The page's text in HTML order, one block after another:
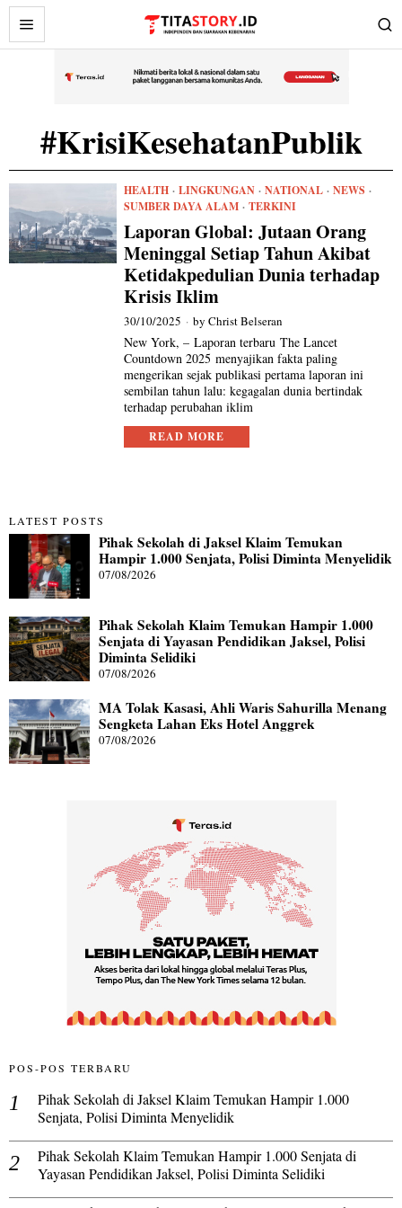
#KrisiKesehatanPublik
HEALTH · LINGKUNGAN · NATIONAL · NEWS ·
SUMBER DAYA ALAM · TERKINI
Laporan Global: Jutaan Orang
Meninggal Setiap Tahun Akibat
Ketidakpedulian Dunia terhadap
Krisis Iklim
30/10/2025 byChrist Belseran
New York, – Laporan terbaru The Lancet
Countdown 2025 menyajikan fakta paling
mengerikan sejak publikasi pertama laporan ini
sembilan tahun lalu: kegagalan dunia bertindak
terhadap perubahan iklim
READ MORE
LATEST POSTS
Pihak Sekolah di Jaksel Klaim Temukan
Hampir 1.000 Senjata, Polisi Diminta Menyelidik
07/08/2026
Pihak Sekolah Klaim Temukan Hampir 1.000
Senjata di Yayasan Pendidikan Jaksel, Polisi
Diminta Selidiki
07/08/2026
MA Tolak Kasasi, Ahli Waris Sahurilla Menang
Sengketa Lahan Eks Hotel Anggrek
07/08/2026
POS-POS TERBARU
Pihak Sekolah di Jaksel Klaim Temukan Hampir 1.000
Senjata, Polisi Diminta Menyelidik
Pihak Sekolah Klaim Temukan Hampir 1.000 Senjata di
Yayasan Pendidikan Jaksel, Polisi Diminta Selidiki